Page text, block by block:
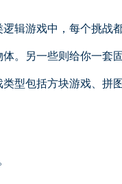
辑游戏中，每个挑战
。另一些则给你一套
类型包括方块游戏、拼
。